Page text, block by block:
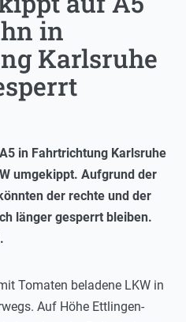
in
Karlsruhe
in Fahrtrichtung Karlsruhe
umgekippt. Aufgrund der
der rechte und der
länger gesperrt bleiben.
Tomaten beladene LKW in
Auf Höhe Ettlingen-